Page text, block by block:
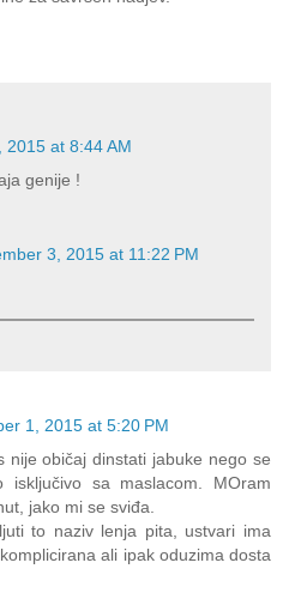
2015 at 8:44 AM
genije !
3, 2015 at 11:22 PM
1, 2015 at 5:20 PM
nije običaj dinstati jabuke nego se
sa maslacom. MOram
jako mi se sviđa.
to naziv lenja pita, ustvari ima
ali ipak oduzima dosta